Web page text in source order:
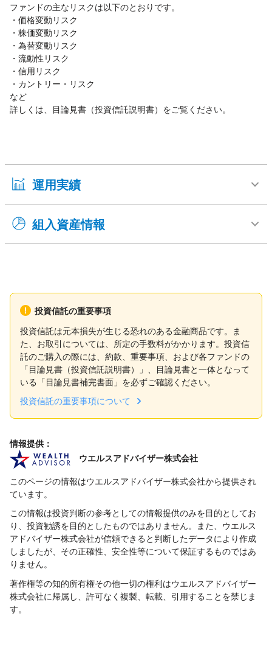
ファンドの主なリスクは以下のとおりです。
・価格変動リスク
・株価変動リスク
・為替変動リスク
・流動性リスク
・信用リスク
・カントリー・リスク
など
詳しくは、目論見書（投資信託説明書）をご覧ください。
運用実績
組入資産情報
投資信託の重要事項
投資信託は元本損失が生じる恐れのある金融商品です。ま
た、お取引については、所定の手数料がかかります。投資信
託のご購入の際には、約款、重要事項、および各ファンドの
「目論見書（投資信託説明書）」、目論見書と一体となって
いる「目論見書補完書面」を必ずご確認ください。
投資信託の重要事項について
情報提供：
ウエルスアドバイザー株式会社
このページの情報はウエルスアドバイザー株式会社から提供され
ています。
この情報は投資判断の参考としての情報提供のみを目的としてお
り、投資勧誘を目的としたものではありません。また、ウエルス
アドバイザー株式会社が信頼できると判断したデータにより作成
しましたが、その正確性、安全性等について保証するものではあ
りません。
著作権等の知的所有権その他一切の権利はウエルスアドバイザー
株式会社に帰属し、許可なく複製、転載、引用することを禁じま
す。